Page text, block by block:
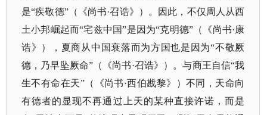
是“疾敬德”（《尚书·召诰》）。因此，不仅周人从西
土小邦崛起而“宅兹中国”是因为“克明德”（《尚书·康
诰》），夏商从中国衰落而为方国也是因为“不敬厥
德，乃早坠厥命”（《尚书·召诰》）。与商王自信“我
生不有命在天”（《尚书·西伯戡黎》）不同，天命向
有德者的显现不再通过上天的某种直接许诺，而是